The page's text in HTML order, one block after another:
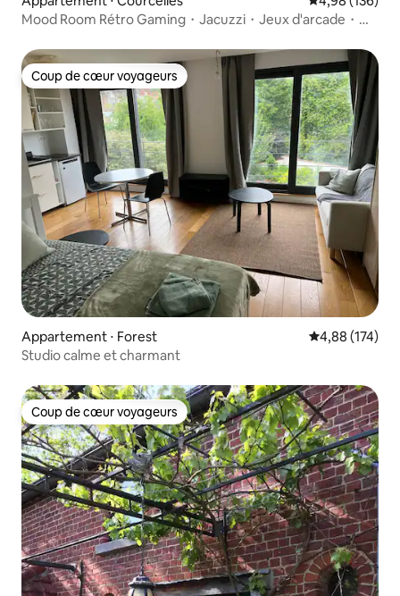
Mood Room Rétro Gaming・Jacuzzi・Jeux d'arcade・
Coup de cœur voyageurs
Coup de cœur voyageurs
Appartement ⋅ Forest Évaluation
4,88 (174)
Studio calme et charmant
Coup de cœur voyageurs
Coup de cœur voyageurs